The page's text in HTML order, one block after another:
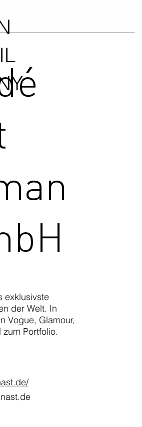
exklusivste
der Welt. In
Vogue, Glamour,
Portfolio.